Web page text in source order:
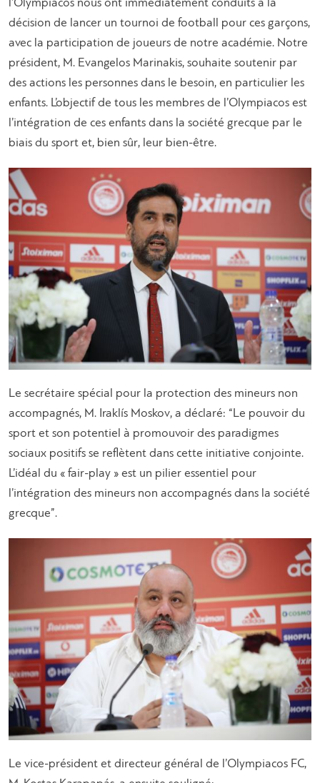
l’Olympiacos nous ont immédiatement conduits à la
décision de lancer un tournoi de football pour ces garçons,
avec la participation de joueurs de notre académie. Notre
président, M. Evangelos Marinakis, souhaite soutenir par
des actions les personnes dans le besoin, en particulier les
enfants. L’objectif de tous les membres de l’Olympiacos est
l’intégration de ces enfants dans la société grecque par le
biais du sport et, bien sûr, leur bien-être.
Le secrétaire spécial pour la protection des mineurs non
accompagnés, M. Iraklís Moskov, a déclaré: “Le pouvoir du
sport et son potentiel à promouvoir des paradigmes
sociaux positifs se reflètent dans cette initiative conjointe.
L’idéal du « fair-play » est un pilier essentiel pour
l’intégration des mineurs non accompagnés dans la société
grecque”.
Le vice-président et directeur général de l’Olympiacos FC,